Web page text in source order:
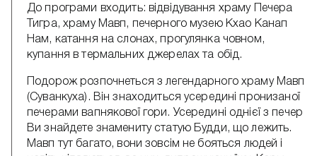
До програми входить: відвідування храму Печера
Тигра, храму Мавп, печерного музею Кхао Канап
Нам, катання на слонах, прогулянка човном,
купання в термальних джерелах та обід.
Подорож розпочнеться з легендарного храму Мавп
(Суванкуха). Він знаходиться усередині пронизаної
печерами вапнякової гори. Усередині однієї з печер
Ви знайдете знамениту статую Будди, що лежить.
Мавп тут багато, вони зовсім не бояться людей і